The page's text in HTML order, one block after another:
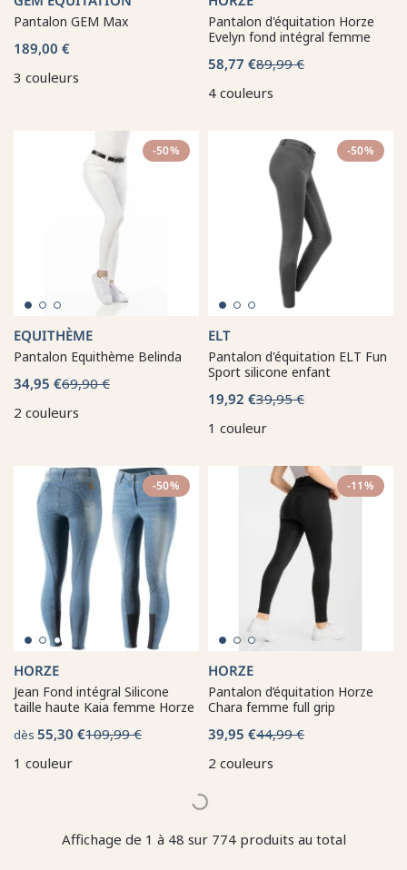
Pantalon GEM Max
189,00 €
3 couleurs
Pantalon d'équitation Horze
Evelyn fond intégral femme
58,77 €89,99 €
4 couleurs
-50%
EQUITHÈME
Pantalon Equithème Belinda
34,95 €69,90 €
2 couleurs
-50%
ELT
Pantalon d'équitation ELT Fun
Sport silicone enfant
19,92 €39,95 €
1 couleur
-50%
HORZE
Jean Fond intégral Silicone
taille haute Kaia femme Horze
dès 55,30 €109,99 €
1 couleur
-11%
HORZE
Pantalon d’équitation Horze
Chara femme full grip
39,95 €44,99 €
2 couleurs
Affichage de 1 à 48 sur 774 produits au total